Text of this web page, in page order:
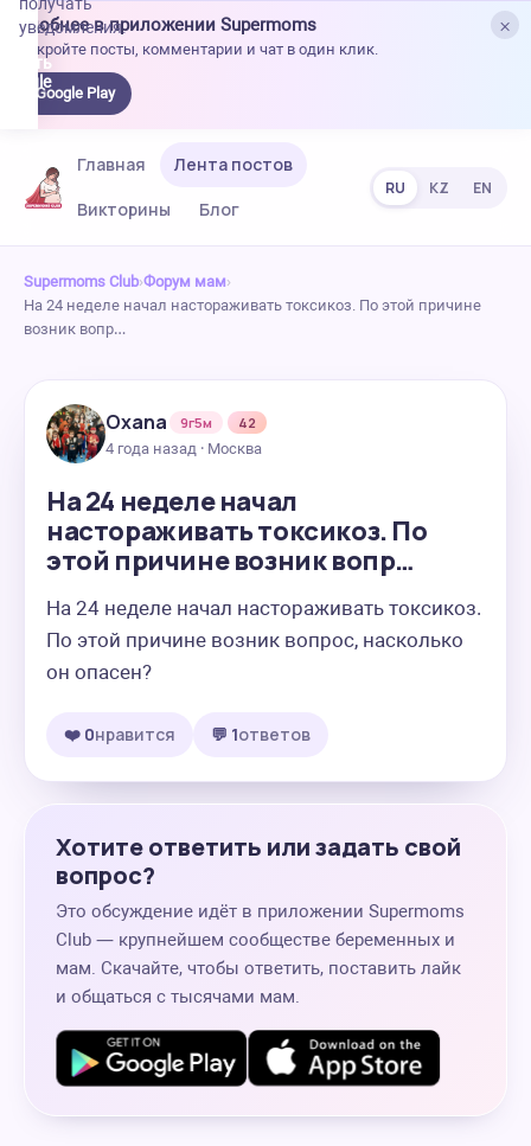
×
Удобнее в приложении Supermoms
Откройте посты, комментарии и чат в один клик.
Google Play
уведомления.
Главная
Лента постов
Викторины
Блог
RU KZ EN
Supermoms Club›Форум мам›
На 24 неделе начал настораживать токсикоз. По этой причине
возник вопр…
Oxana 9г5м
42
4 года назад · Москва
На 24 неделе начал
настораживать токсикоз. По
этой причине возник вопр…
На 24 неделе начал настораживать токсикоз.
По этой причине возник вопрос, насколько
он опасен?
❤️ 0нравится 💬 1ответов
Хотите ответить или задать свой
вопрос?
Это обсуждение идёт в приложении Supermoms
Club — крупнейшем сообществе беременных и
мам. Скачайте, чтобы ответить, поставить лайк
и общаться с тысячами мам.